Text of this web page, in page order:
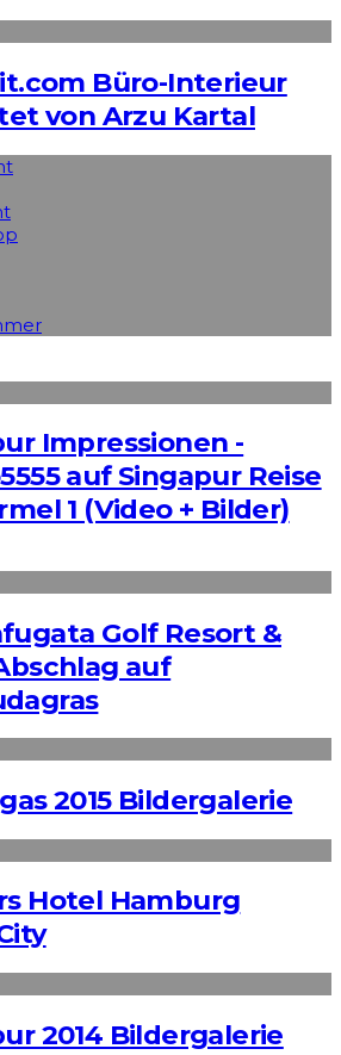
Büro-Interieur
von Arzu Kartal
Impressionen -
auf Singapur Reise
1 (Video + Bilder)
Golf Resort &
auf
2015 Bildergalerie
Hotel Hamburg
2014 Bildergalerie